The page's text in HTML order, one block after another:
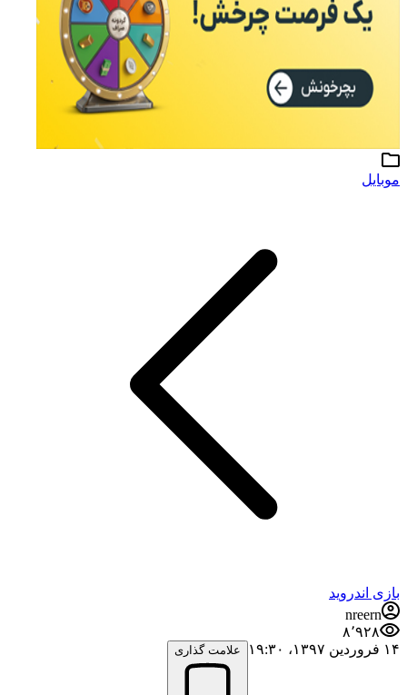
موبایل
بازی اندروید
nreern
۸٬۹۲۸
۱۴ فروردین ۱۳۹۷،‏ ۱۹:۳۰
علامت گذاری